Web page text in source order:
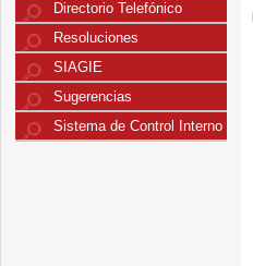
Directorio Telefónico
Resoluciones
SIAGIE
Sugerencias
Sistema de Control Interno